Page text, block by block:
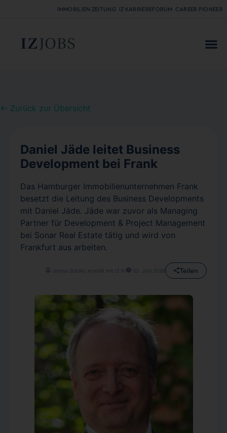
IMMOBILIEN ZEITUNG IZ KARRIEREFORUM CAREER PIONEER
← Zurück zur Übersicht
Daniel Jäde leitet Business
Development bei Frank
Das Hamburger Immobilienunternehmen Frank
besetzt die Leitung des Business Developments
mit Daniel Jäde. Jäde war zuvor als Managing
Partner für Development & Project Management
bei Sonar Real Estate tätig und wird von
Frankfurt aus arbeiten.
Janina Stadel, erstellt mit IZ KI 02. Juni 2026 Teilen